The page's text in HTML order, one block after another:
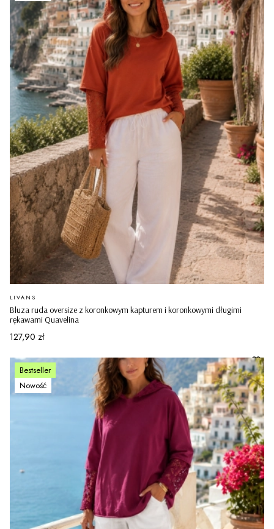
Bluza ruda oversize z koronkowym kapturem i koronkowymi długimi
rękawami Quavelina
PRODUCENT
LIVANS
Cena
127,90 zł
Bestseller
Nowość